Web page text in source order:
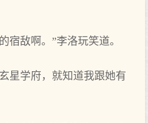
宿敌啊。”李洛玩笑道。
星学府，就知道我跟她有